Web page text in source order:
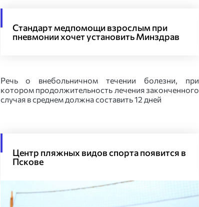
Стандарт медпомощи взрослым при
пневмонии хочет установить Минздрав
Речь о внебольничном течении болезни, при
котором продолжительность лечения законченного
случая в среднем должна составить 12 дней
Центр пляжных видов спорта появится в
Пскове